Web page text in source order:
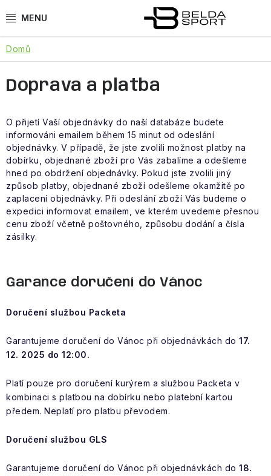
na
SPORTY
BĚH
BOGNER
OBLEČENÍ
BOTY
DOPLŇKY
NEZAŘAZENÉ
ZIMNÍ SPORTY
Domů
Doprava a platba
O přijetí Vaší objednávky do naší databáze budete
informováni emailem během 15 minut od odeslání
objednávky. V případě, že jste zvolili možnost platby na
dobírku, objednané zboží pro Vás zabalíme a odešleme
hned po obdržení objednávky. Pokud jste zvolili jiný
způsob platby, objednané zboží odešleme okamžitě po
zaplacení objednávky. Při odeslání zboží Vás budeme o
expedici informovat emailem, ve kterém uvedeme přesnou
cenu zboží včetně poštovného, způsobu dodání a čísla
zásilky.
Garance doručení do Vánoc
Doručení službou Packeta
Garantujeme doručení do Vánoc při objednávkách do 17.
12. 2025 do 12:00.
Platí pouze pro doručení kurýrem a službou Packeta v
kombinaci s platbou na dobírku nebo platební kartou
předem. Neplatí pro platbu převodem.
Doručení službou GLS
Garantujeme doručení do Vánoc při objednávkách do 18.